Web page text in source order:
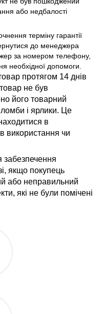
або недбалості
терміну гарантії
до менеджера
за номером телефону,
необхідної допомоги.
протягом 14 днів
не був
його товарний
і ярлики. Це
в
використання чи
забезпечення
якщо покупець
або неправильний
які не були помічені